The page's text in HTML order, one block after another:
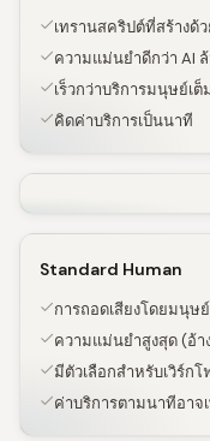
เทรานสคริปต์ที่สร้างด้
ความแม่นยำดีกว่า AI
เร็วกว่าบริการมนุษย์เ
คิดค่าบริการเป็นนาที
Standard Human
การถอดเสียงโดยมนุษ
ความแม่นยำสูงสุด (อ้า
มีตัวเลือกสำหรับเวิร์ก
ค่าบริการตามนาทีอา